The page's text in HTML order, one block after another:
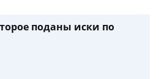
поданы иски по